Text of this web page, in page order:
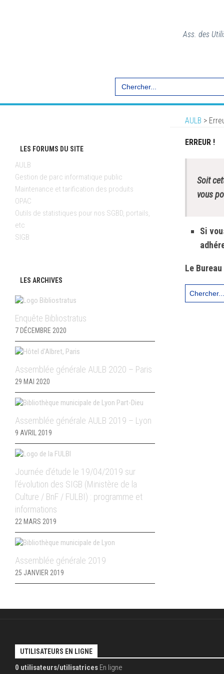
Ass. des
Search
for:
AULB >
ERREUR !
Soit
vous
Si
Le Bureau
Search
for:
LES FORUMS DU SITE
AULB
Gestion de parc informatique public
Maintenance et tarification des produits
OPAC
Outils de statistiques pour nos SGBD, portails,
etc
SIGB
LES ARCHIVES
Enquête Bibliostratus
7 DÉCEMBRE 2020
Assemblée générale AULB 2020 – Paris
29 MAI 2020
Assemblée générale AULB 2019 – Lyon
9 AVRIL 2019
Journée d’étude le 19/04/2019 sur
l’évolution des SIGB (Ministère de la
Culture / BnF / FULBI) : programme et
informations
22 MARS 2019
Assemblée générale 2019
25 JANVIER 2019
UTILISATEURS EN LIGNE
0 utilisateurs/utilisatrices En ligne